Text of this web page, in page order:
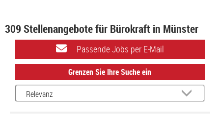
309 Stellenangebote für Bürokraft in Münster
Passende Jobs per E-Mail
Grenzen Sie Ihre Suche ein